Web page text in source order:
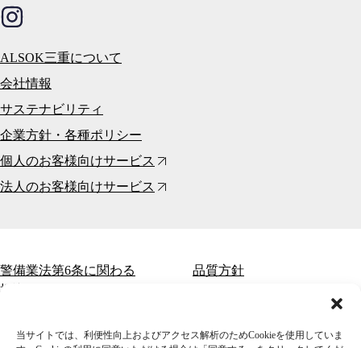
当サイトでは、利便性向上およびアクセス解析のためCookieを使用していま
ALSOK三重について
会社情報
サステナビリティ
企業方針・各種ポリシー
個人のお客様向けサービス
法人のお客様向けサービス
警備業法第6条に関わる
標識の掲示
品質方針